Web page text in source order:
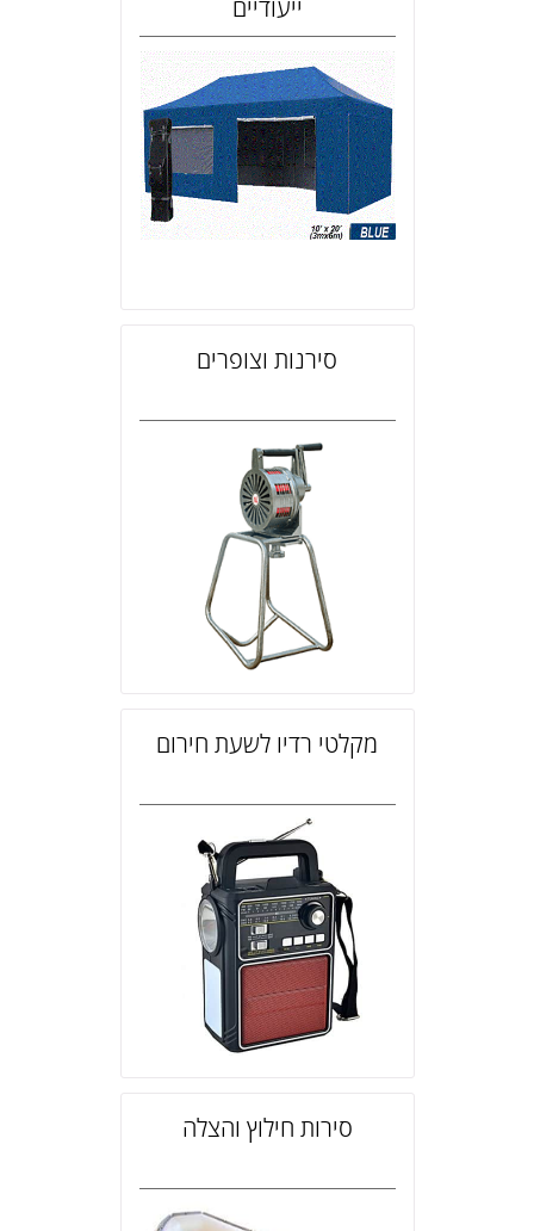
ייעודיים
סירנות וצופרים
מקלטי רדיו לשעת חירום
סירות חילוץ והצלה